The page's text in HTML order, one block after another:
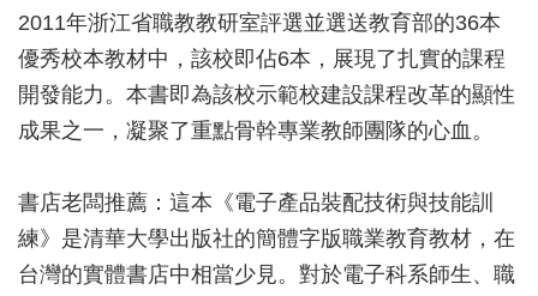
2011年浙江省職教教研室評選並選送教育部的36本
優秀校本教材中，該校即佔6本，展現了扎實的課程
開發能力。本書即為該校示範校建設課程改革的顯性
成果之一，凝聚了重點骨幹專業教師團隊的心血。
書店老闆推薦：這本《電子產品裝配技術與技能訓
練》是清華大學出版社的簡體字版職業教育教材，在
台灣的實體書店中相當少見。對於電子科系師生、職